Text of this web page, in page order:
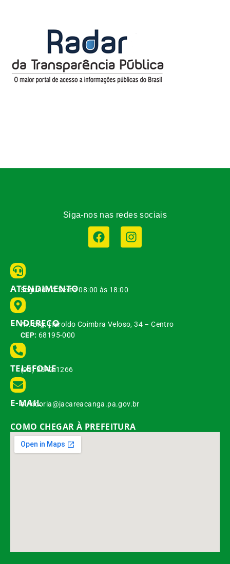
Siga-nos nas redes sociais
ATENDIMENTO
Segunda à Sexta 08:00 às 18:00
ENDEREÇO
Av. Brg. Haroldo Coimbra Veloso, 34 – Centro
CEP: 68195-000
TELEFONE
(93) 3542-1266
E-MAIL
ouvidoria@jacareacanga.pa.gov.br
COMO CHEGAR À PREFEITURA